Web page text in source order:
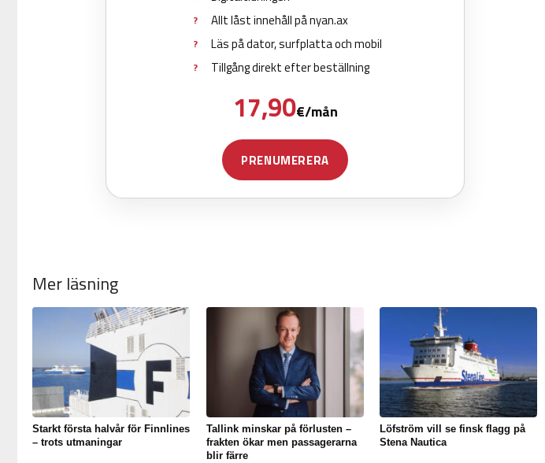
Mer läsning
Starkt första halvår för Finnlines
– trots utmaningar
Tallink minskar på förlusten –
frakten ökar men passagerarna
blir färre
Löfström vill se finsk flagg på
Stena Nautica